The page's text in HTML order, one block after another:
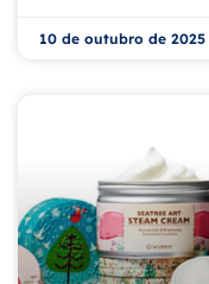
10 de outubro de 2025